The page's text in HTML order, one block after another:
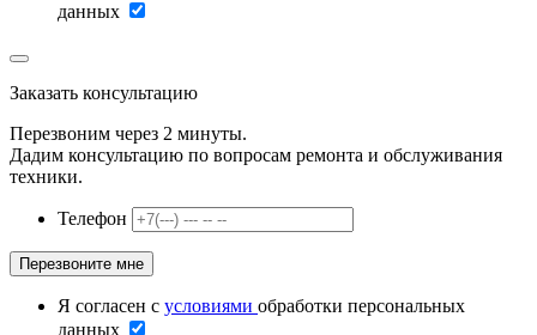
данных
Заказать консультацию
Перезвоним через 2 минуты.
Дадим консультацию по вопросам ремонта и обслуживания
техники.
Телефон
Я согласен с условиями обработки персональных
данных